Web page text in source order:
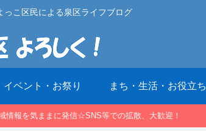
っこ区民による泉区ライフブログ
イベント・お祭り まち・生活・お役立ち
情報を気ままに発信☆SNS等での拡散、大歓迎！